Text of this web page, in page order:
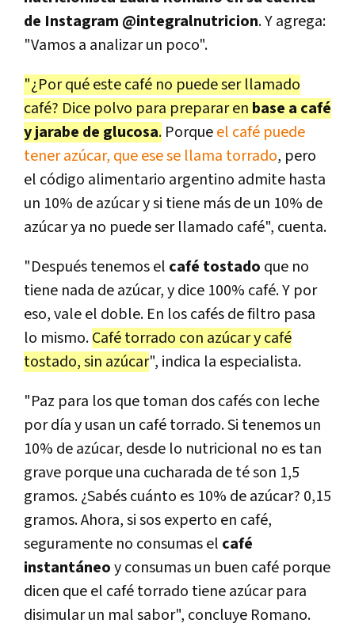
de Instagram @integralnutricion. Y agrega:
"Vamos a analizar un poco".
"¿Por qué este café no puede ser llamado
café? Dice polvo para preparar en base a café
y jarabe de glucosa. Porqueel café puede
tener azúcar, que ese se llama torrado, pero
el código alimentario argentino admite hasta
un 10% de azúcar y si tiene más de un 10% de
azúcar ya no puede ser llamado café", cuenta.
"Después tenemos el café tostado que no
tiene nada de azúcar, y dice 100% café. Y por
eso, vale el doble. En los cafés de filtro pasa
lo mismo.Café torrado con azúcar y café
tostado, sin azúcar", indica la especialista.
"Paz para los que toman dos cafés con leche
por día y usan un café torrado. Si tenemos un
10% de azúcar, desde lo nutricional no es tan
grave porque una cucharada de té son 1,5
gramos. ¿Sabés cuánto es 10% de azúcar? 0,15
gramos. Ahora, si sos experto en café,
seguramente no consumas el café
instantáneoy consumas un buen café porque
dicen que el café torrado tiene azúcar para
disimular un mal sabor", concluye Romano.